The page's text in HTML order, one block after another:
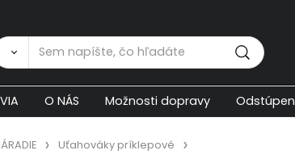
O NÁS Možnosti dopravy
Uťahováky príklepové